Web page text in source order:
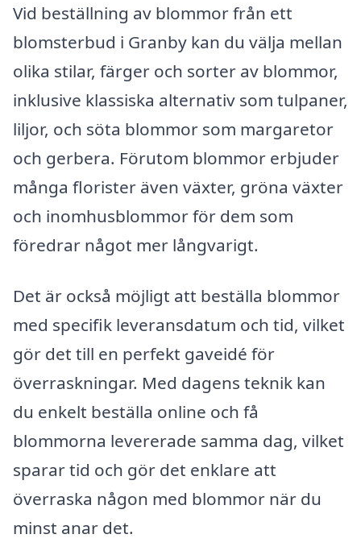
Vid beställning av blommor från ett
blomsterbud i Granby kan du välja mellan
olika stilar, färger och sorter av blommor,
inklusive klassiska alternativ som tulpaner,
liljor, och söta blommor som margaretor
och gerbera. Förutom blommor erbjuder
många florister även växter, gröna växter
och inomhusblommor för dem som
föredrar något mer långvarigt.
Det är också möjligt att beställa blommor
med specifik leveransdatum och tid, vilket
gör det till en perfekt gaveidé för
överraskningar. Med dagens teknik kan
du enkelt beställa online och få
blommorna levererade samma dag, vilket
sparar tid och gör det enklare att
överraska någon med blommor när du
minst anar det.